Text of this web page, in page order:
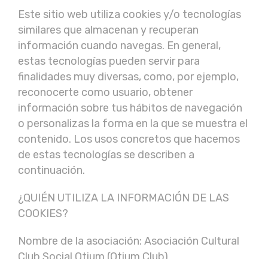
Este sitio web utiliza cookies y/o tecnologías
similares que almacenan y recuperan
información cuando navegas. En general,
estas tecnologías pueden servir para
finalidades muy diversas, como, por ejemplo,
reconocerte como usuario, obtener
información sobre tus hábitos de navegación
o personalizas la forma en la que se muestra el
contenido. Los usos concretos que hacemos
de estas tecnologías se describen a
continuación.
¿QUIÉN UTILIZA LA INFORMACIÓN DE LAS
COOKIES?
Nombre de la asociación: Asociación Cultural